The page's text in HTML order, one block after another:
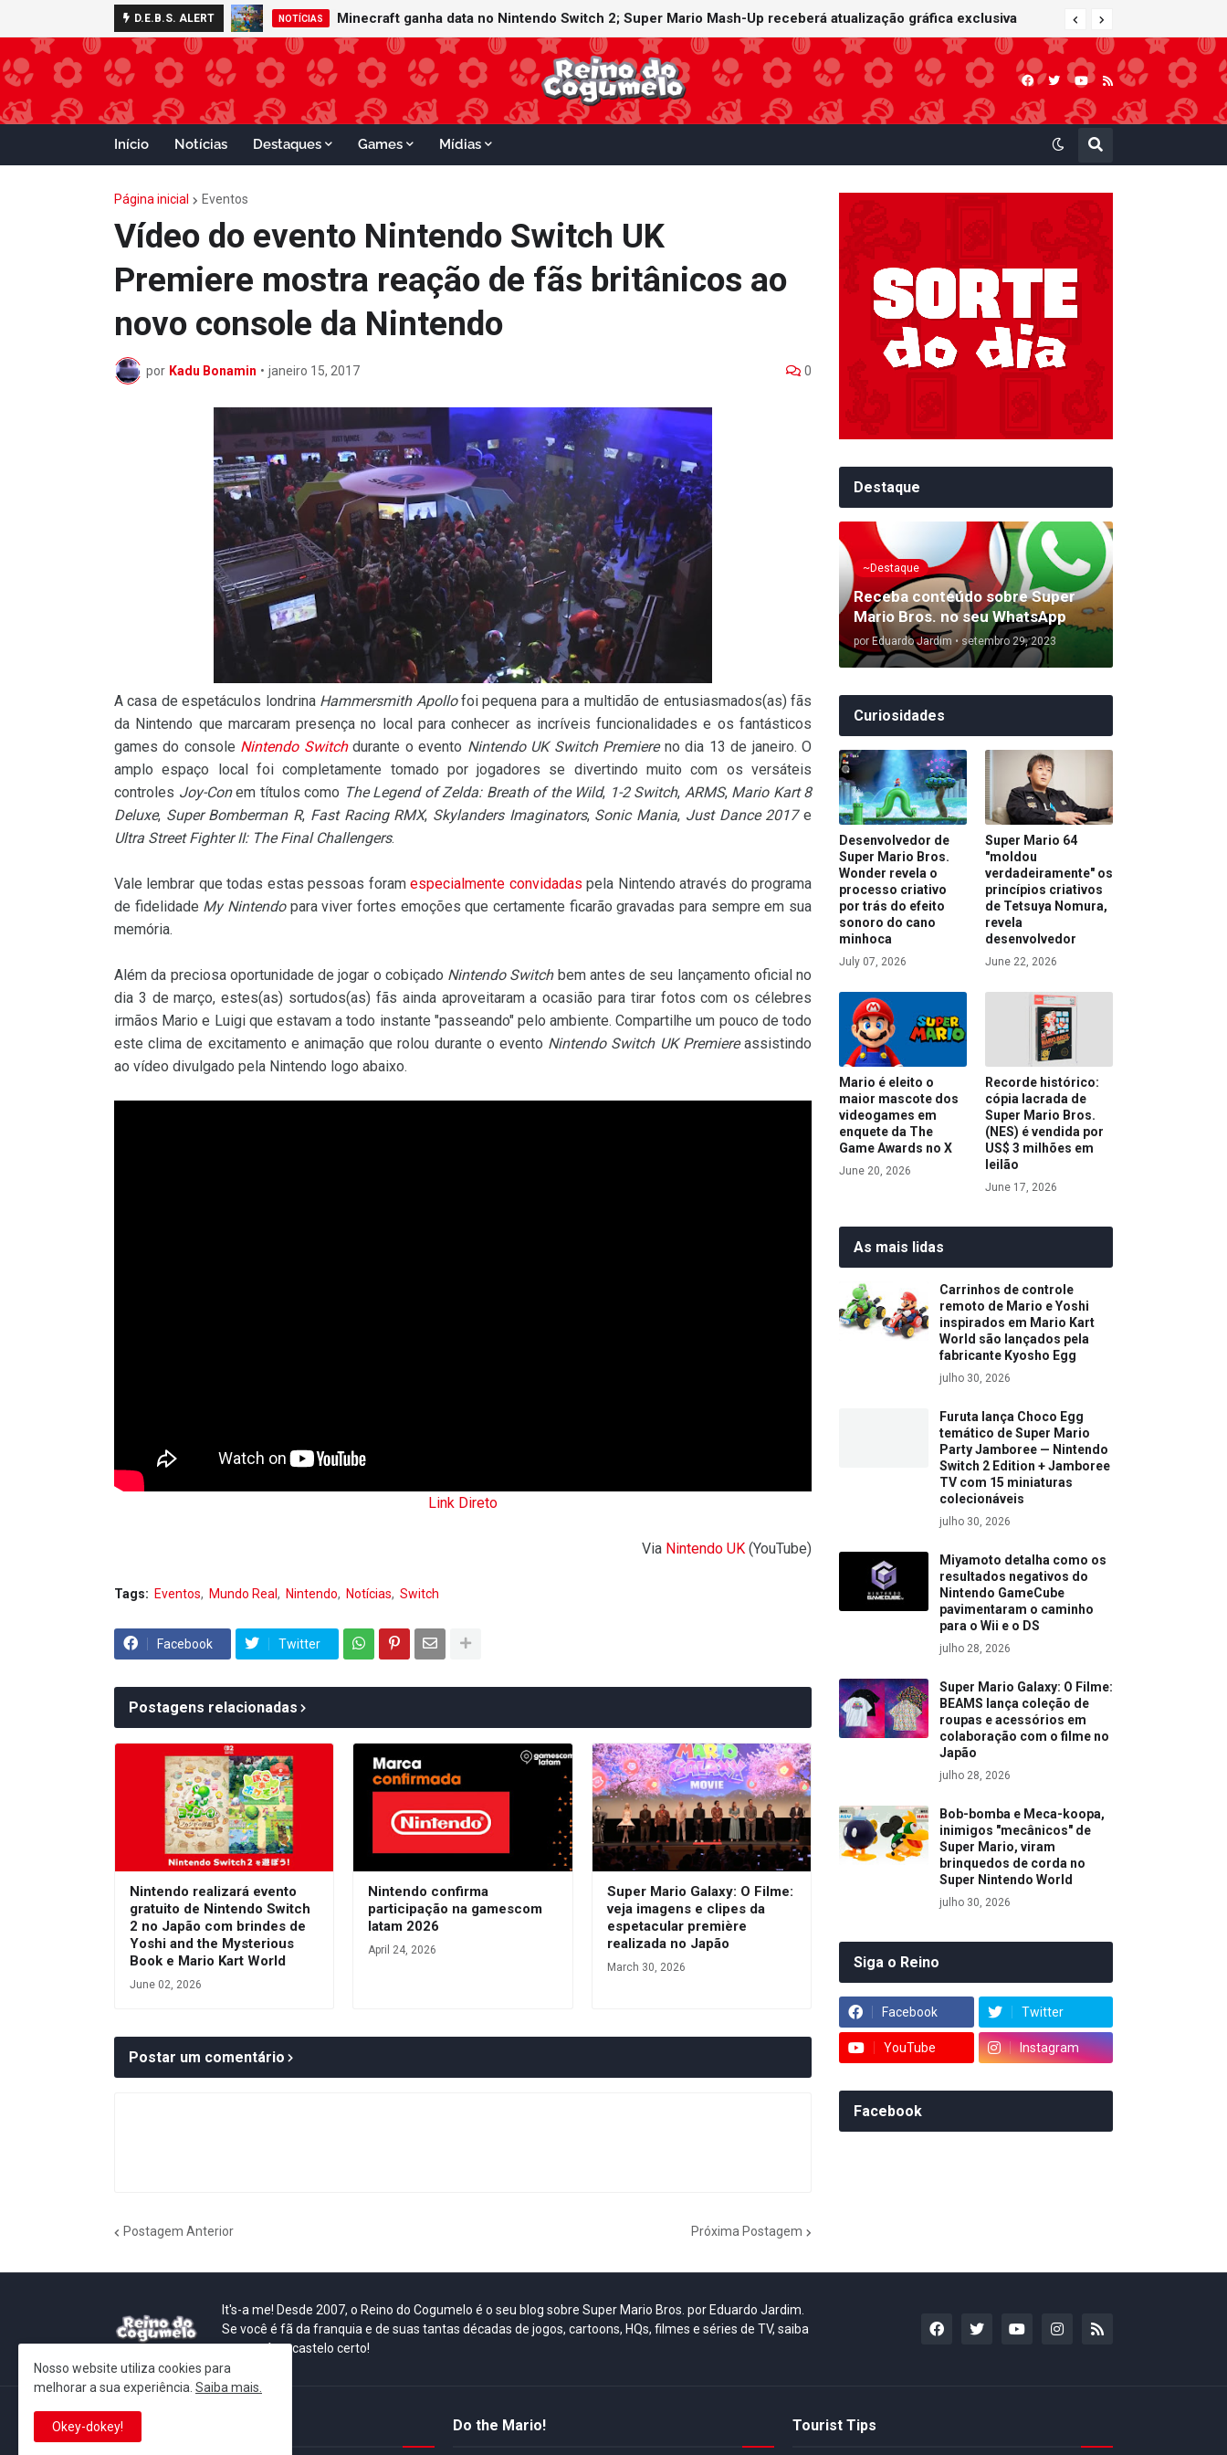
D.E.B.S. ALERT NOTÍCIAS Minecraft ganha data no Nintendo Switch 2; Super Mario Mash-Up receberá atualização gráfica exclusiva
Início Notícias Destaques Games Mídias
Página inicial Eventos
Vídeo do evento Nintendo Switch UK
Premiere mostra reação de fãs britânicos ao
novo console da Nintendo
por Kadu Bonamin • janeiro 15, 2017 0
A casa de espetáculos londrina Hammersmith Apollofoi pequena para a multidão de entusiasmados(as) fãs
da Nintendo que marcaram presença no local para conhecer as incríveis funcionalidades e os fantásticos
games do console Nintendo Switchdurante o evento Nintendo UK Switch Premiereno dia 13 de janeiro. O
amplo espaço local foi completamente tomado por jogadores se divertindo muito com os versáteis
controles Joy-Conem títulos como The Legend of Zelda: Breath of the Wild, 1-2 Switch, ARMS, Mario Kart 8
Deluxe, Super Bomberman R, Fast Racing RMX, Skylanders Imaginators, Sonic Mania, Just Dance 2017e
Ultra Street Fighter II: The Final Challengers.
Vale lembrar que todas estas pessoas foramespecialmente convidadas pela Nintendo através do programa
de fidelidade My Nintendopara viver fortes emoções que certamente ficarão gravadas para sempre em sua
memória.
Além da preciosa oportunidade de jogar o cobiçado Nintendo Switchbem antes de seu lançamento oficial no
dia 3 de março, estes(as) sortudos(as) fãs ainda aproveitaram a ocasião para tirar fotos com os célebres
irmãos Mario e Luigi que estavam a todo instante "passeando" pelo ambiente. Compartilhe um pouco de todo
este clima de excitamento e animação que rolou durante o evento Nintendo Switch UK Premiereassistindo
ao vídeo divulgado pela Nintendo logo abaixo.
Link Direto
Via Nintendo UK (YouTube)
Tags: Eventos Mundo Real Nintendo Notícias Switch
Facebook Twitter
Postagens relacionadas
Nintendo realizará evento
gratuito de Nintendo Switch
2 no Japão com brindes de
Yoshi and the Mysterious
Book e Mario Kart World
June 02, 2026
Nintendo confirma
participação na gamescom
latam 2026
April 24, 2026
Super Mario Galaxy: O Filme:
veja imagens e clipes da
espetacular première
realizada no Japão
March 30, 2026
Postar um comentário
Postagem Anterior Próxima Postagem
Destaque
~Destaque
Receba conteúdo sobre Super
Mario Bros. no seu WhatsApp
por Eduardo Jardim • setembro 29, 2023
Curiosidades
Desenvolvedor de
Super Mario Bros.
Wonder revela o
processo criativo
por trás do efeito
sonoro do cano
minhoca
July 07, 2026
Super Mario 64
"moldou
verdadeiramente" os
princípios criativos
de Tetsuya Nomura,
revela
desenvolvedor
June 22, 2026
Mario é eleito o
maior mascote dos
videogames em
enquete da The
Game Awards no X
June 20, 2026
Recorde histórico:
cópia lacrada de
Super Mario Bros.
(NES) é vendida por
US$ 3 milhões em
leilão
June 17, 2026
As mais lidas
Carrinhos de controle
remoto de Mario e Yoshi
inspirados em Mario Kart
World são lançados pela
fabricante Kyosho Egg
julho 30, 2026
Furuta lança Choco Egg
temático de Super Mario
Party Jamboree — Nintendo
Switch 2 Edition + Jamboree
TV com 15 miniaturas
colecionáveis
julho 30, 2026
Miyamoto detalha como os
resultados negativos do
Nintendo GameCube
pavimentaram o caminho
para o Wii e o DS
julho 28, 2026
Super Mario Galaxy: O Filme:
BEAMS lança coleção de
roupas e acessórios em
colaboração com o filme no
Japão
julho 28, 2026
Bob-bomba e Meca-koopa,
inimigos "mecânicos" de
Super Mario, viram
brinquedos de corda no
Super Nintendo World
julho 30, 2026
Siga o Reino
Facebook Twitter
YouTube Instagram
Facebook
It's-a me! Desde 2007, o Reino do Cogumelo é o seu blog sobre Super Mario Bros. por Eduardo Jardim.
Se você é fã da franquia e de suas tantas décadas de jogos, cartoons, HQs, filmes e séries de TV, saiba
que está no castelo certo!
This is cinema! Do the Mario! Tourist Tips
Nosso website utiliza cookies para
melhorar a sua experiência. Saiba mais.
Okey-dokey!